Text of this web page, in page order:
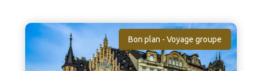
Bon plan - Voyage groupe